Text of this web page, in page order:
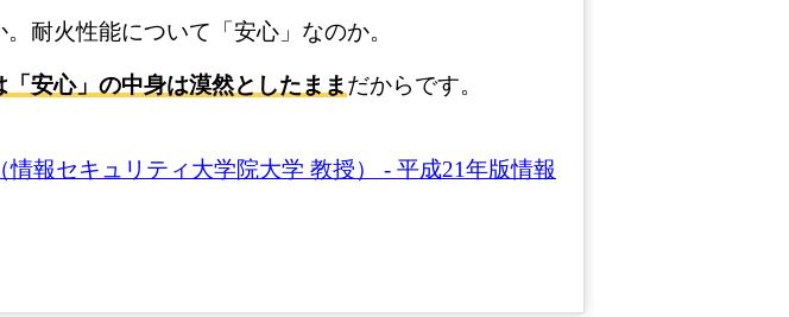
耐火性能について「安心」なのか。
安心」の中身は漠然としたまま だからです。
報セキュリティ大学院大学 教授） - 平成21年版情報